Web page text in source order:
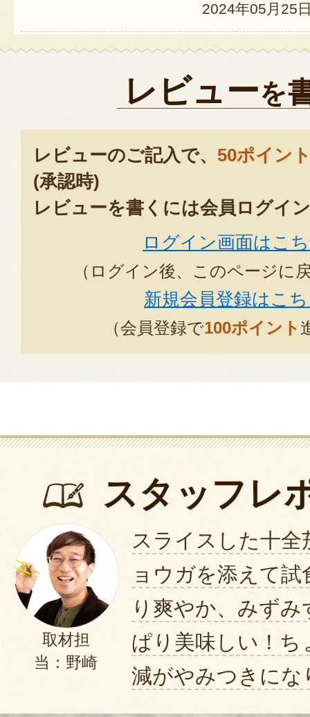
2024年05月25
十全茄子漬けは、加茂市出身の父
心配でしたが施設の面会に間に合
けを食べることができて、父もと
2023年06
こちらこそありがとうございま
合い良かったです。
2023年06月06日 / 越
夏はコレですね！柔らかくて美味
あれば暑い夏はのりきれそうです
2023年05月27
2022年08月17
十全茄子漬初めて注文しました
塩加減もばっちり。
関東の方は少し旨味調味料を加え
青い茄子の色を思い浮べるとまた
2022年08月09
レビューを
レビューのご記入で、 50ポイン
(承認時)
レビューを書くには会員ログイ
ログイン画面はこ
（ログイン後、このページに
新規会員登録はこ
（会員登録で100ポイント
スタッフレ
取材担
当：野崎
スライスした十全
ョウガを添えて
り爽やか、みず
ぱり美味しい！ち
減がやみつきにな